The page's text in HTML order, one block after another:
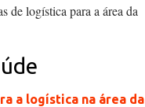
de logística para a área da
a logística na área da